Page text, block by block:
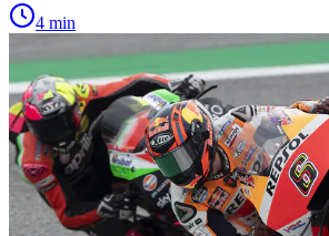
4 min